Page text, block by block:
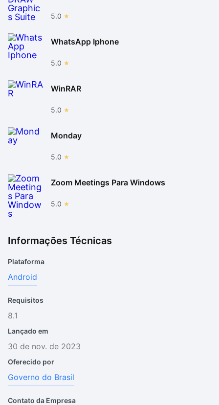
5.0
WhatsApp Iphone
5.0
WinRAR
5.0
Monday
5.0
Zoom Meetings Para Windows
5.0
Informações Técnicas
Plataforma
Android
Requisitos
8.1
Lançado em
30 de nov. de 2023
Oferecido por
Governo do Brasil
Contato da Empresa